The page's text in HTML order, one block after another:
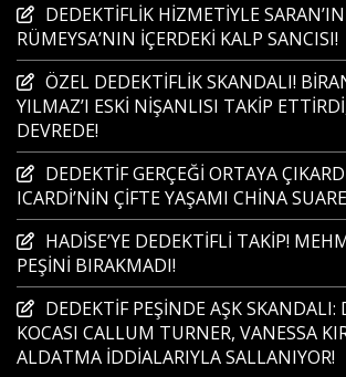
DEDEKTİFLİK HİZMETİYLE
RÜMEYSA’NIN İÇERDEKİ KALP SANCISI!
ÖZEL DEDEKTİFLİK SKANDALI!
YILMAZ’I ESKİ NİŞANLISI TAKİP
DEVREDE!
DEDEKTİF GERÇEĞİ ORTAYA
ICARDİ’NİN ÇİFTE YAŞAMI CHİNA
HADİSE’YE DEDEKTİFLİ TAKİP!
PEŞİNİ BIRAKMADI!
DEDEKTİF PEŞİNDE AŞK SKANDALI:
KOCASI CALLUM TURNER, VANESSA
ALDATMA İDDİALARIYLA SALLANIYOR!